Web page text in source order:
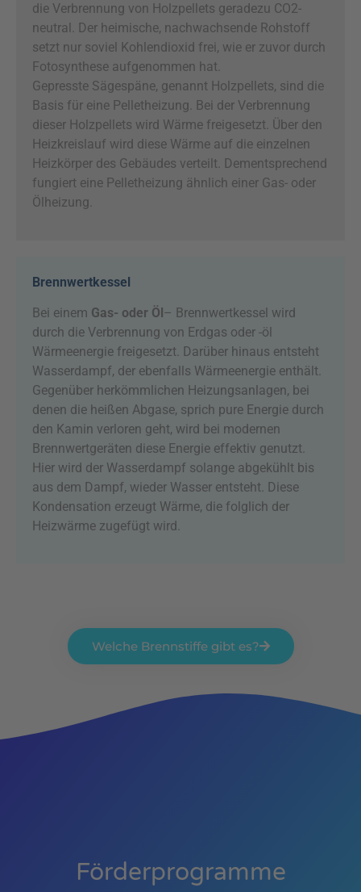
die Verbrennung von Holzpellets geradezu CO2-
neutral. Der heimische, nachwachsende Rohstoff
setzt nur soviel Kohlendioxid frei, wie er zuvor durch
Fotosynthese aufgenommen hat.
Gepresste Sägespäne, genannt Holzpellets, sind die
Basis für eine Pelletheizung. Bei der Verbrennung
dieser Holzpellets wird Wärme freigesetzt. Über den
Heizkreislauf wird diese Wärme auf die einzelnen
Heizkörper des Gebäudes verteilt. Dementsprechend
fungiert eine Pelletheizung ähnlich einer Gas- oder
Ölheizung.
Brennwertkessel
Bei einem Gas- oder Öl– Brennwertkessel wird
durch die Verbrennung von Erdgas oder -öl
Wärmeenergie freigesetzt. Darüber hinaus entsteht
Wasserdampf, der ebenfalls Wärmeenergie enthält.
Gegenüber herkömmlichen Heizungsanlagen, bei
denen die heißen Abgase, sprich pure Energie durch
den Kamin verloren geht, wird bei modernen
Brennwertgeräten diese Energie effektiv genutzt.
Hier wird der Wasserdampf solange abgekühlt bis
aus dem Dampf, wieder Wasser entsteht. Diese
Kondensation erzeugt Wärme, die folglich der
Heizwärme zugefügt wird.
Welche Brennstiffe gibt es?
Förderprogramme